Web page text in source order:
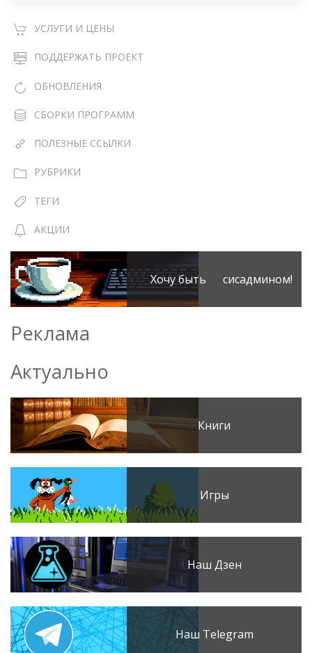
УСЛУГИ И ЦЕНЫ
ПОДДЕРЖАТЬ ПРОЕКТ
ОБНОВЛЕНИЯ
СБОРКИ ПРОГРАММ
ПОЛЕЗНЫЕ ССЫЛКИ
РУБРИКИ
ТЕГИ
АКЦИИ
Хочу быть сисадмином!
Реклама
Актуально
Книги
Игры
Наш Дзен
Наш Telegram